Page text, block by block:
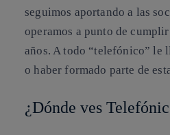
seguimos aportando a las
operamos a punto de
años. A todo “telefónico” le
o haber formado parte de
¿Dónde ves